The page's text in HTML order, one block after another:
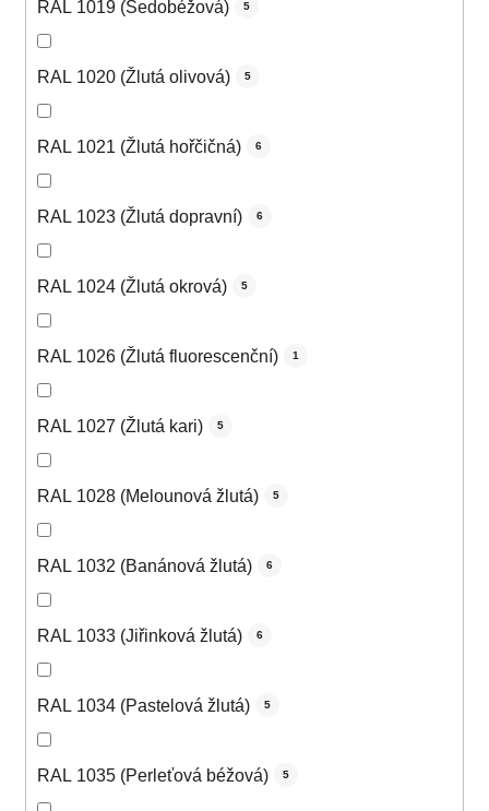
RAL 1019 (Šedobéžová) 5
RAL 1020 (Žlutá olivová) 5
RAL 1021 (Žlutá hořčičná) 6
RAL 1023 (Žlutá dopravní) 6
RAL 1024 (Žlutá okrová) 5
RAL 1026 (Žlutá fluorescenční) 1
RAL 1027 (Žlutá kari) 5
RAL 1028 (Melounová žlutá) 5
RAL 1032 (Banánová žlutá) 6
RAL 1033 (Jiřinková žlutá) 6
RAL 1034 (Pastelová žlutá) 5
RAL 1035 (Perleťová béžová) 5